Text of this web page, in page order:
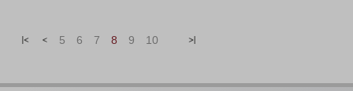
|< < 5 6 7 8 9 10 >|